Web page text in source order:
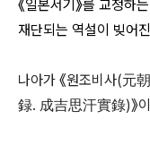
《일본서기 》를 교정하
재단되는 역설이 빚어
나아가 《원조비사(元
録. 成吉思汗實錄)》